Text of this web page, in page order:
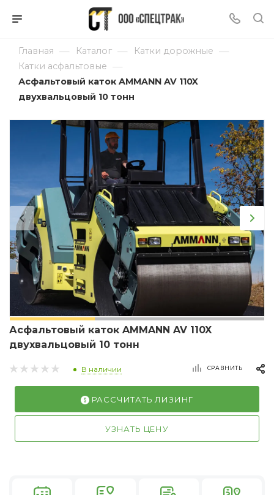
Главная — Каталог — Катки дорожные —
Катки асфальтовые —
Асфальтовый каток AMMANN AV 110X
двухвальцовый 10 тонн
Асфальтовый каток AMMANN AV 110X
двухвальцовый 10 тонн
В наличии СРАВНИТЬ
РАССЧИТАТЬ ЛИЗИНГ
УЗНАТЬ ЦЕНУ